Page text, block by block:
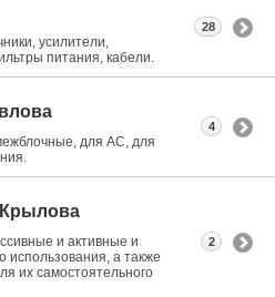
усилители,
питания, кабели.
28
для АС, для
4
Крылова
и активные и
использования, а также
их самостоятельного
2